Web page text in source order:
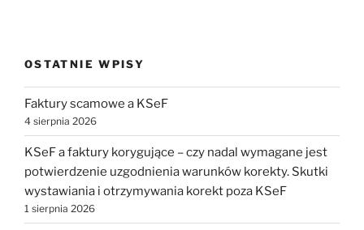
OSTATNIE WPISY
Faktury scamowe a KSeF
4 sierpnia 2026
KSeF a faktury korygujące – czy nadal wymagane jest
potwierdzenie uzgodnienia warunków korekty. Skutki
wystawiania i otrzymywania korekt poza KSeF
1 sierpnia 2026